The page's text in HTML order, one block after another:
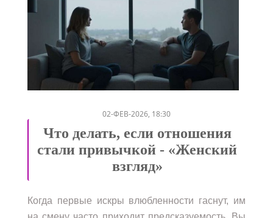
02-ФЕВ-2026, 18:30
Что делать, если отношения
стали привычкой - «Женский
взгляд»
Когда первые искры влюбленности гаснут, им